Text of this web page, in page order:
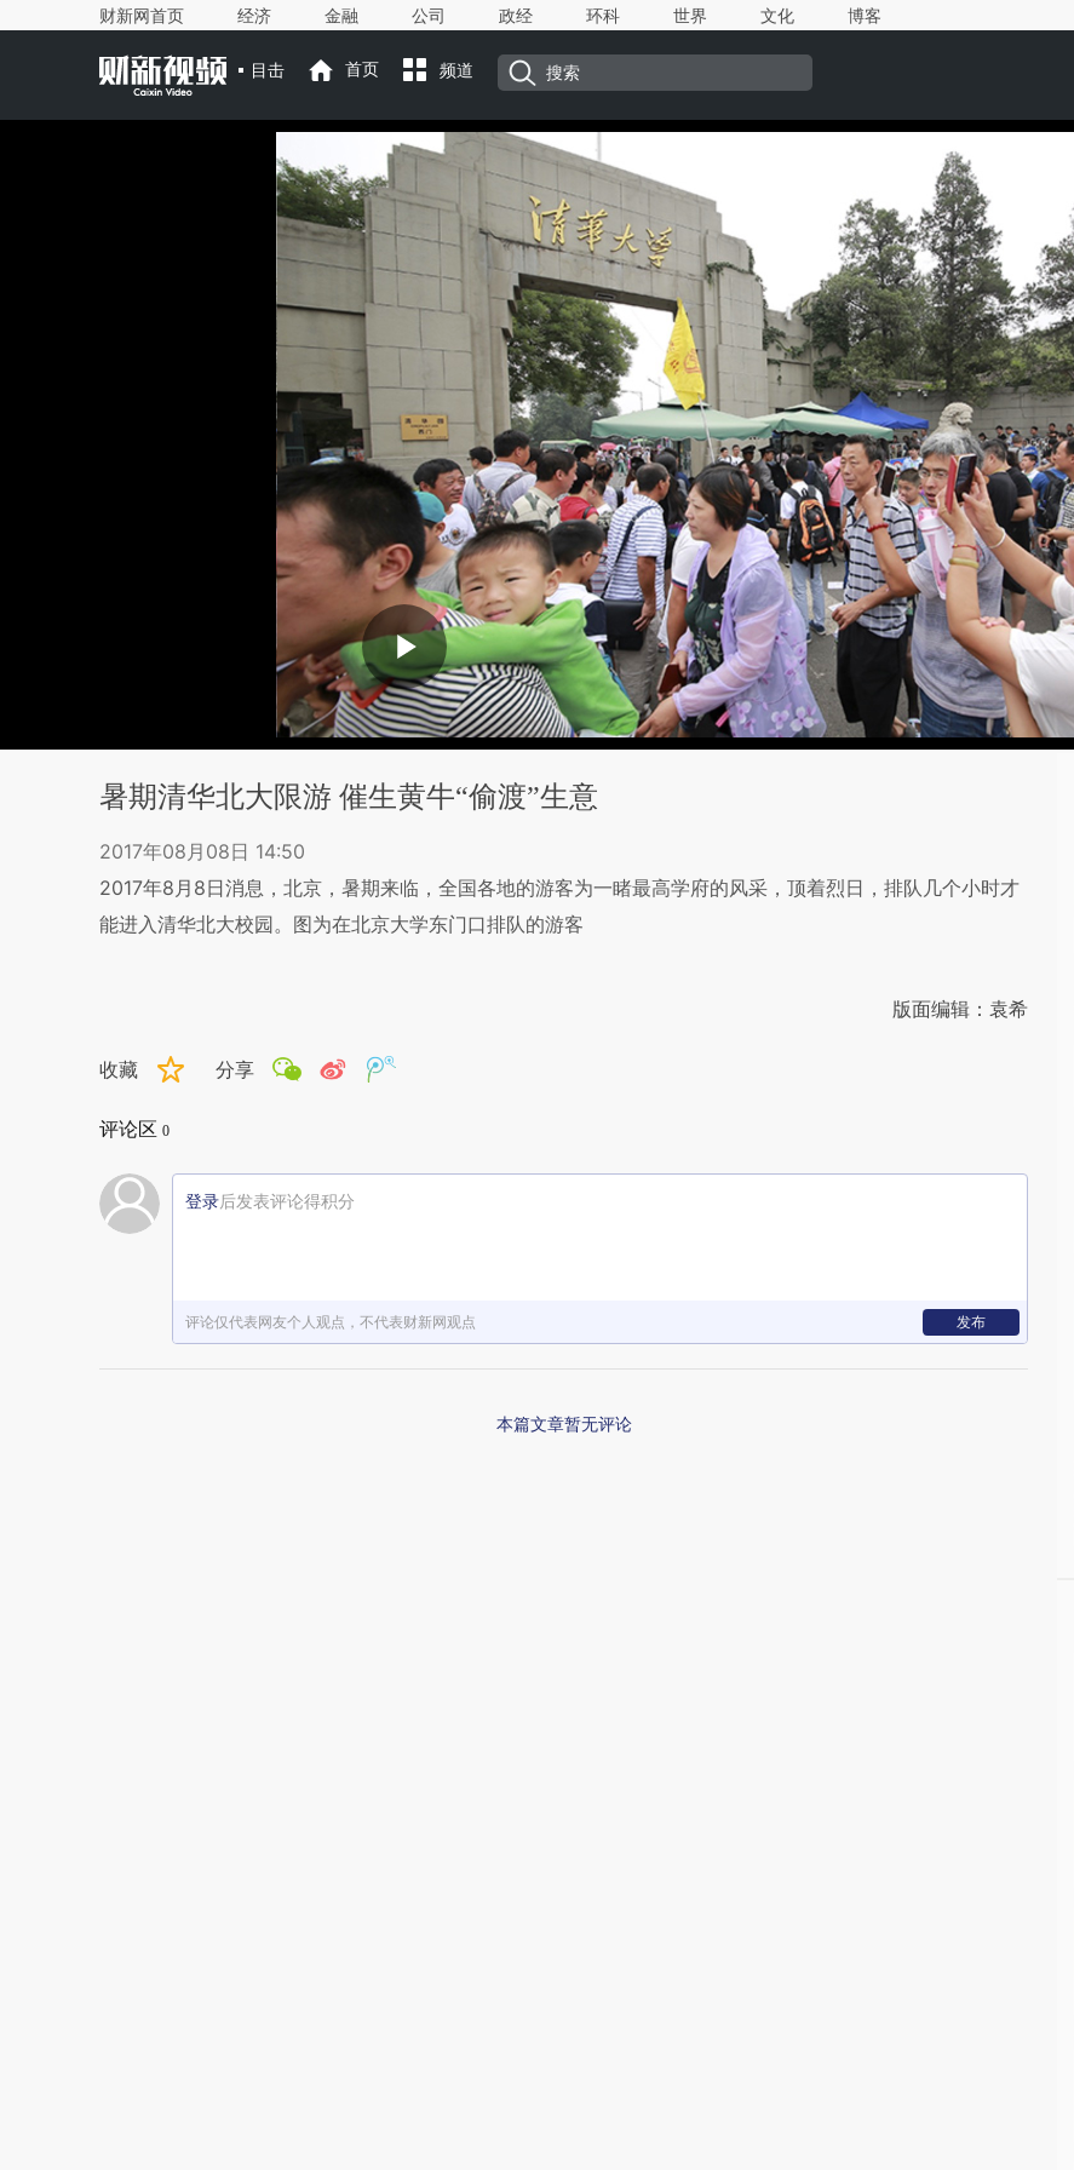
财新网首页 经济 金融 公司 政经 环科 世界 文化 博客
目击 首页 频道
暑期清华北大限游 催生黄牛“偷渡”生意
2017年08月08日 14:50
2017年8月8日消息，北京，暑期来临，全国各地的游客为一睹最高学府的风采，顶着烈日，排队几个小时才
能进入清华北大校园。图为在北京大学东门口排队的游客
版面编辑：袁希
收藏 分享
评论区 0
登录后发表评论得积分
评论仅代表网友个人观点，不代表财新网观点 发布
本篇文章暂无评论